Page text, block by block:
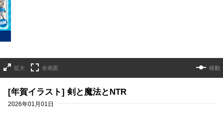
拡大 全画面 移動
[年賀イラスト] 剣と魔法とNTR
2026年01月01日